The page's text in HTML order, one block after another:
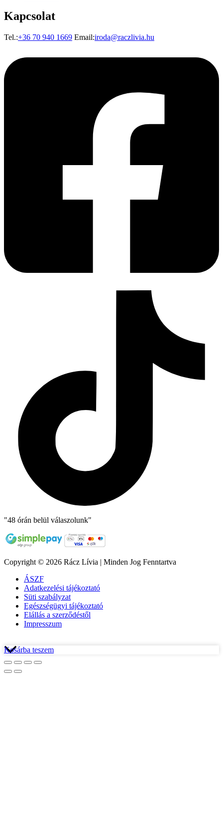
Kapcsolat
Tel.:+36 70 940 1669 Email:iroda@raczlivia.hu
"48 órán belül válaszolunk"
Copyright © 2026 Rácz Lívia | Minden Jog Fenntartva
ÁSZF
Adatkezelési tájékoztató
Süti szabályzat
Egészségügyi tájékoztató
Elállás a szerződéstől
Impresszum
Kosárba teszem
Az